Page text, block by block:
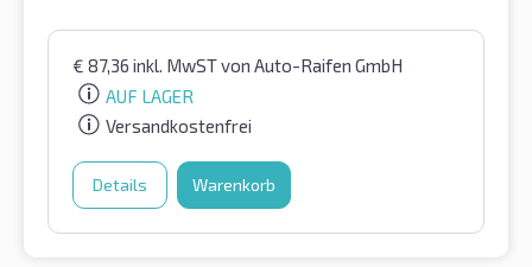
€ 87,36 inkl. MwSTvon Auto-Raifen GmbH
AUF LAGER
Versandkostenfrei
Details Warenkorb